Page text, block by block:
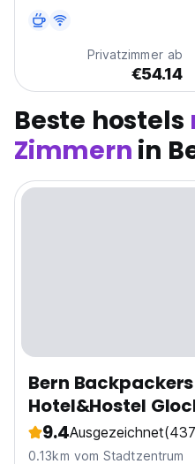
Altstadt, dem
de Suisse und der
Gästeküche,...Privatzimmer ab
€54.14
Beste hostels
Zimmern in
Bern Backpackers
Hotel&Hostel
9.4Ausgezeichnet
0.13km vom Stadtzentrum